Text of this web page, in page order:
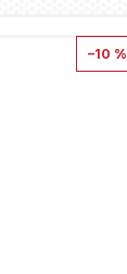
–10 %